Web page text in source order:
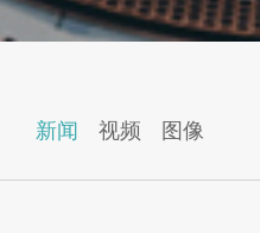
新闻 视频 图像